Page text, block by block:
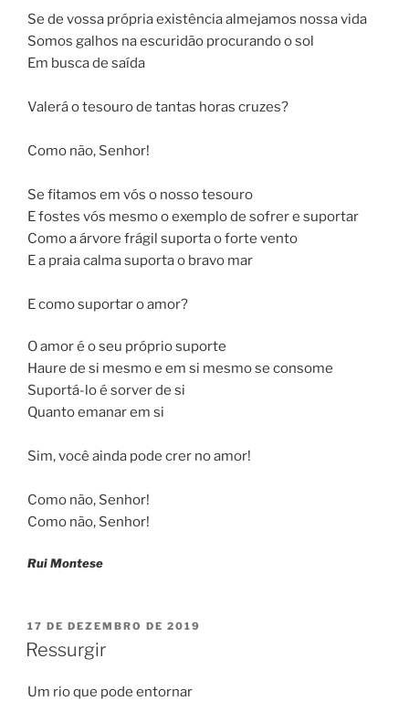
Se de vossa própria existência almejamos nossa vida
Somos galhos na escuridão procurando o sol
Em busca de saída
Valerá o tesouro de tantas horas cruzes?
Como não, Senhor!
Se fitamos em vós o nosso tesouro
E fostes vós mesmo o exemplo de sofrer e suportar
Como a árvore frágil suporta o forte vento
E a praia calma suporta o bravo mar
E como suportar o amor?
O amor é o seu próprio suporte
Haure de si mesmo e em si mesmo se consome
Suportá-lo é sorver de si
Quanto emanar em si
Sim, você ainda pode crer no amor!
Como não, Senhor!
Como não, Senhor!
Rui Montese
PUBLICADO
EM
17 DE DEZEMBRO DE 2019
Ressurgir
Um rio que pode entornar